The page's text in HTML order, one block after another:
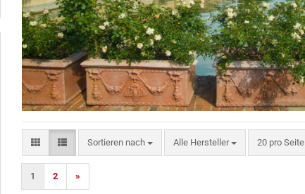
Sortieren nach
Sortieren nach Alle Hersteller 20 pro Seite
pro Seite
1 2 »